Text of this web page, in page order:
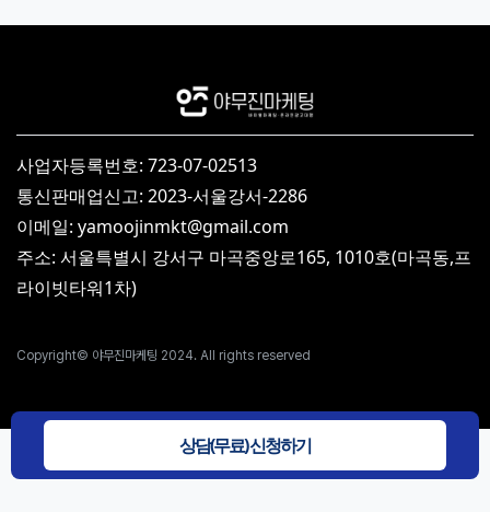
상담(무료) 신청하기
사업자등록번호: 723-07-02513
통신판매업신고: 2023-서울강서-2286
이메일: yamoojinmkt@gmail.com
주소: 서울특별시 강서구 마곡중앙로165, 1010호(마곡동,프
라이빗타워1차)
Copyright© 야무진마케팅 2024. All rights reserved